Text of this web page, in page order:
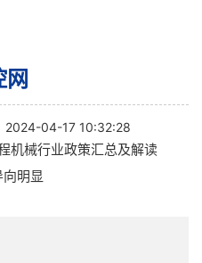
2024-04-17 10:32:28
机械行业政策汇总及解读
向明显